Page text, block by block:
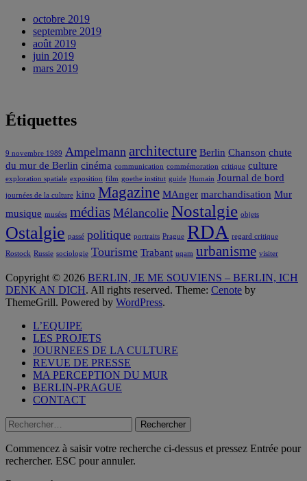
octobre 2019
septembre 2019
août 2019
juin 2019
mars 2019
Étiquettes
9 novembre 1989 Ampelmann architecture Berlin Chanson chute
du mur de Berlin cinéma communication commémoration critique culture
exploration spatiale exposition film goethe institut guide Humain Journal de bord
journées de la culture kino Magazine MAnger marchandisation Mur
musique musées médias Mélancolie Nostalgie objets
Ostalgie passé politique portraits Prague RDA regard critique
Rostock Russie sociologie Tourisme Trabant uqam urbanisme visiter
Copyright © 2026 BERLIN, JE ME SOUVIENS – BERLIN, ICH
DENK AN DICH. All rights reserved. Theme: Cenote by
ThemeGrill. Powered by WordPress.
L’EQUIPE
LES PROJETS
JOURNEES DE LA CULTURE
REVUE DE PRESSE
MA PERCEPTION DU MUR
BERLIN-PRAGUE
CONTACT
Rechercher :
Commencez à saisir votre recherche ci-dessus et pressez Entrée pour
rechercher. ESC pour annuler.